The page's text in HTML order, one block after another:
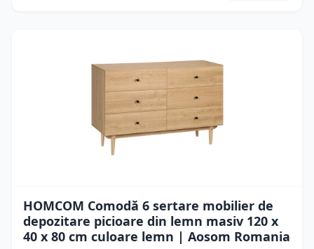
HOMCOM Comodă 6 sertare mobilier de
depozitare picioare din lemn masiv 120 x
40 x 80 cm culoare lemn | Aosom Romania